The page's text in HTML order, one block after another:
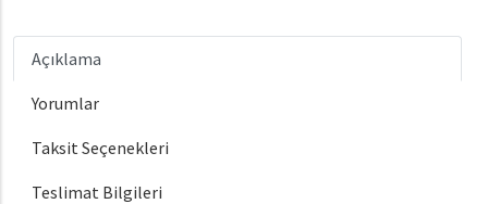
Açıklama
Yorumlar
Taksit Seçenekleri
Teslimat Bilgileri